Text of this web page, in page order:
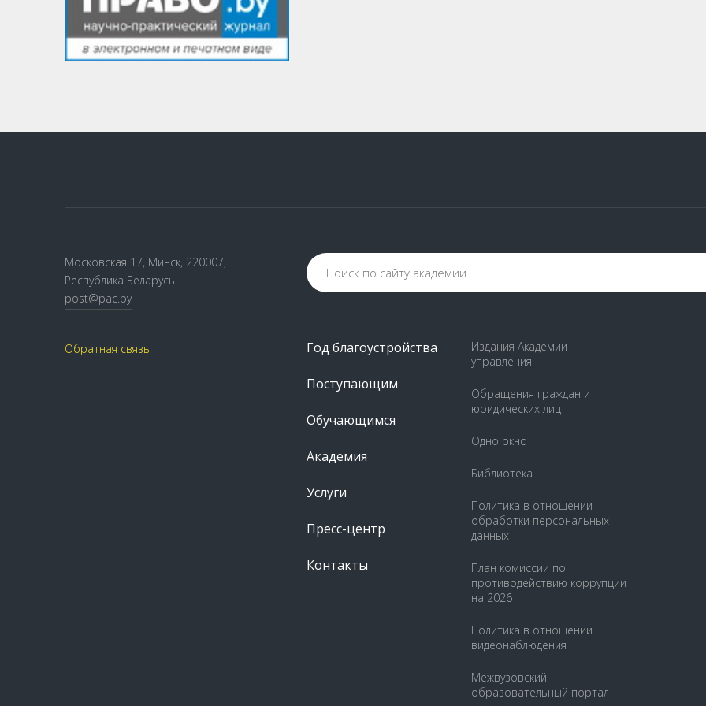
Московская 17, Минск, 220007,
Республика Беларусь
post@pac.by
Обратная связь Год благоустройства
Поступающим
Обучающимся
Академия
Услуги
Пресс-центр
Контакты
Издания Академии
управления
Обращения граждан и
юридических лиц
Одно окно
Библиотека
Политика в отношении
обработки персональных
данных
План комиссии по
противодействию коррупции
на 2026
Политика в отношении
видеонаблюдения
Межвузовский
образовательный портал